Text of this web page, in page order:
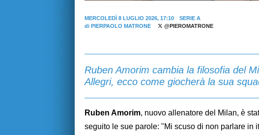
MERCOLEDÌ 8 LUGLIO 2026, 17:10
SERIE A
di PIERPAOLO MATRONE @PIEROMATRONE
Ruben Amorim cambia la filosofia del
Allegri, ecco come giocherà la sua
Ruben Amorim, nuovo allenatore del Milan, è
seguito le sue parole: "Mi scuso di non parlare in